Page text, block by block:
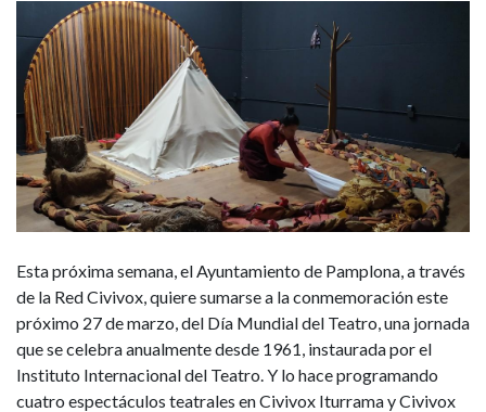
conmemorar
el
Día
Mundial
del
Teatro
en
Civivox
Esta próxima semana, el Ayuntamiento de Pamplona, a través
de la Red Civivox, quiere sumarse a la conmemoración este
próximo 27 de marzo, del Día Mundial del Teatro, una jornada
que se celebra anualmente desde 1961, instaurada por el
Instituto Internacional del Teatro. Y lo hace programando
cuatro espectáculos teatrales en Civivox Iturrama y Civivox